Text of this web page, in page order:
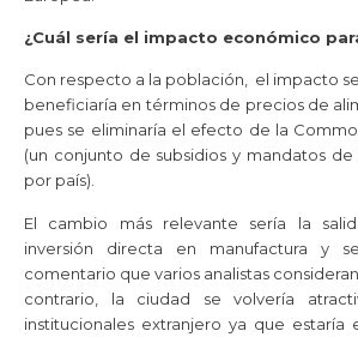
¿Cuál sería el impacto económico
Con respecto a la población, el impacto
beneficiaría en términos de precios de
pues se eliminaría el efecto de la
(un conjunto de subsidios y mandatos
por país).
El cambio más relevante sería la
inversión directa en manufactura y
comentario que varios analistas
contrario, la ciudad se volvería
institucionales extranjero ya que estaría